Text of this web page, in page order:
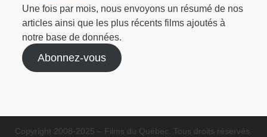
Une fois par mois, nous envoyons un résumé de nos
articles ainsi que les plus récents films ajoutés à
notre base de données.
Abonnez-vous
Copyright 2008-2025 – Films du Québec. Tous droits réservés.